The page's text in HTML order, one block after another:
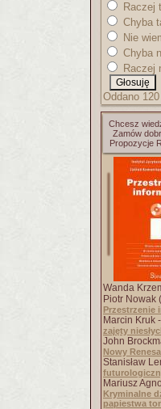
Raczej
Chyba
Nie
Chyba
Raczej
Oddano 120
Chcesz
Zamów
Propozycje
Wanda
Piotr Nowak
Przestrzenie
Marcin Kruk -
zajęty
John
Nowy
Stanisław
Mariusz
Kryminalne
papiestwa